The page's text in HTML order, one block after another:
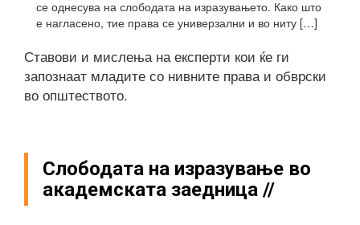
се однесува на слободата на изразувањето. Како што
е нагласено, тие права се универзални и во ниту […]
Ставови и мислења на експерти кои ќе ги
запознаат младите со нивните права и обврски
во општеството.
Слободата на изразување во
академската заедница //